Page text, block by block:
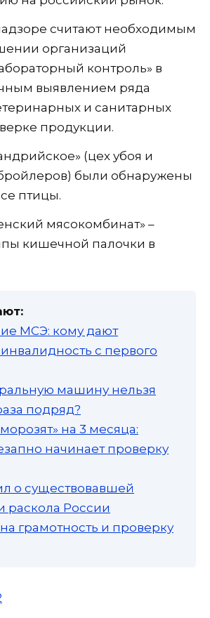
считают необходимым
организаций
контроль» в
выявлением ряда
и санитарных
продукции.
(цех убоя и
были обнаружены
птицы.
мясокомбинат» –
кишечной палочки в
МСЭ: кому дают
с первого
машину нельзя
подряд?
на 3 месяца:
начинает проверку
о существовавшей
раскола России
на грамотность и проверку